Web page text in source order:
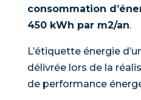
consommation
450 kWh par m2/an.
L’étiquette énergie
délivrée lors de la
de performance